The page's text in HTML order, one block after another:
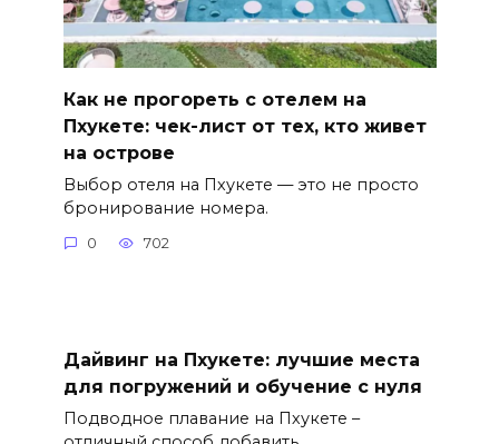
Как не прогореть с отелем на
Пхукете: чек-лист от тех, кто живет
на острове
Выбор отеля на Пхукете — это не просто
бронирование номера.
0 702
Дайвинг на Пхукете: лучшие места
для погружений и обучение с нуля
Подводное плавание на Пхукете –